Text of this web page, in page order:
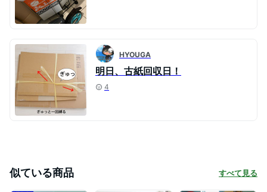
HYOUGA
明日、古紙回収日！
4
似ている商品 すべて見る